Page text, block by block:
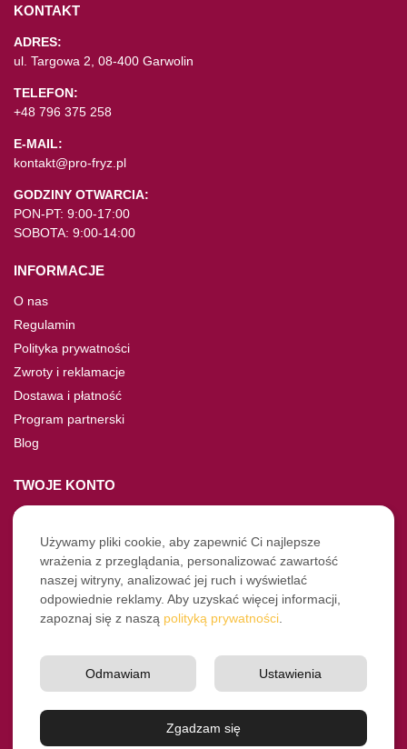
KONTAKT
ADRES:
ul. Targowa 2, 08-400 Garwolin
TELEFON:
+48 796 375 258
E-MAIL:
kontakt@pro-fryz.pl
GODZINY OTWARCIA:
PON-PT: 9:00-17:00
SOBOTA: 9:00-14:00
INFORMACJE
O nas
Regulamin
Polityka prywatności
Zwroty i reklamacje
Dostawa i płatność
Program partnerski
Blog
TWOJE KONTO
Moje konto
Nie pamiętasz hasła?
Twoje zamówienia
NASZE SOCIALE
Instagram
YouTube
© Pro-Fryz.pl 2021-2026
Używamy pliki cookie, aby zapewnić Ci najlepsze
wrażenia z przeglądania, personalizować zawartość
naszej witryny, analizować jej ruch i wyświetlać
odpowiednie reklamy. Aby uzyskać więcej informacji,
zapoznaj się z naszą polityką prywatności
Zgadzam się
Ustawienia
Odmawiam